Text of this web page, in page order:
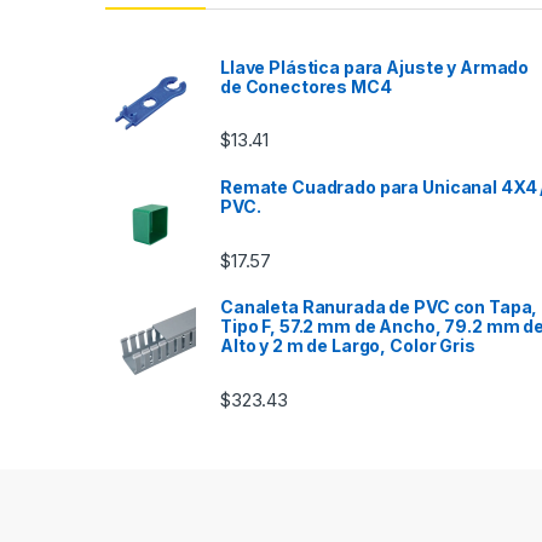
Llave Plástica para Ajuste y Armado
de Conectores MC4
$13.41
Remate Cuadrado para Unicanal 4X4
PVC.
$17.57
Canaleta Ranurada de PVC con Tapa,
Tipo F, 57.2 mm de Ancho, 79.2 mm
Alto y 2 m de Largo, Color Gris
$323.43